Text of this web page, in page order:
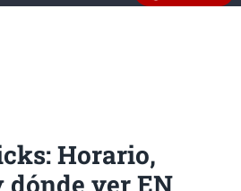
Horario,
ver EN